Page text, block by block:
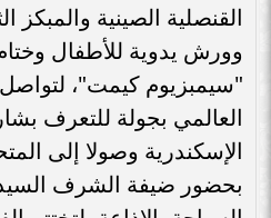
القنصلية الصينية والمبكز
وورش يدوية للأطفال
"سيمبزيوم كيمت"، لتواصل
العالمي بجولة للتعرف
الإسكندرية وصولا إلى
بحضور ضيفة الشرف